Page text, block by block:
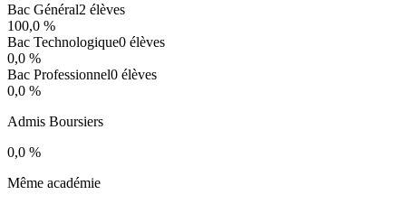
Bac Général2 élèves
100,0 %
Bac Technologique0 élèves
0,0 %
Bac Professionnel0 élèves
0,0 %
Admis Boursiers
0,0 %
Même académie